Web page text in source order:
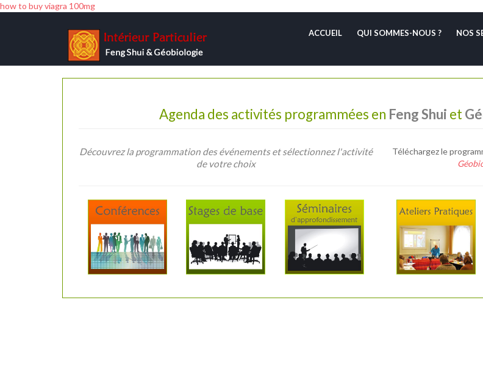
how to buy viagra 100mg
ACCUEIL QUI SOMMES-NOUS ? NOS
Agenda des activités programmées en Feng Shui et
Découvrez la programmation des événements et sélectionnez l'activité
de votre choix
Téléchargez le